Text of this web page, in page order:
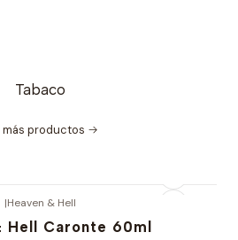
Tabaco
más productos
|Heaven & Hell
Hell Caronte 60ml